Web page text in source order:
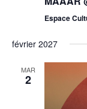
Espace
février 2027
MAR
2